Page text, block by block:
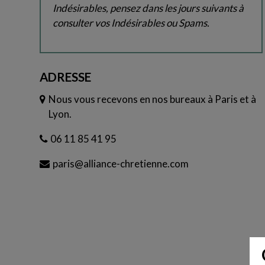
Indésirables, pensez dans les jours suivants à
consulter vos Indésirables ou Spams.
ADRESSE
Nous vous recevons en nos bureaux à Paris et à
Lyon.
06 11 85 41 95
paris@alliance-chretienne.com